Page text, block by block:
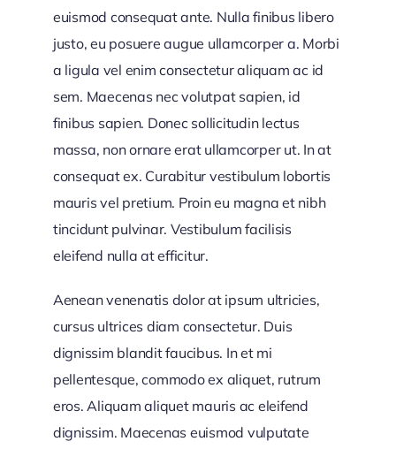
euismod consequat ante. Nulla finibus libero
justo, eu posuere augue ullamcorper a. Morbi
a ligula vel enim consectetur aliquam ac id
sem. Maecenas nec volutpat sapien, id
finibus sapien. Donec sollicitudin lectus
massa, non ornare erat ullamcorper ut. In at
consequat ex. Curabitur vestibulum lobortis
mauris vel pretium. Proin eu magna et nibh
tincidunt pulvinar. Vestibulum facilisis
eleifend nulla at efficitur.
Aenean venenatis dolor at ipsum ultricies,
cursus ultrices diam consectetur. Duis
dignissim blandit faucibus. In et mi
pellentesque, commodo ex aliquet, rutrum
eros. Aliquam aliquet mauris ac eleifend
dignissim. Maecenas euismod vulputate